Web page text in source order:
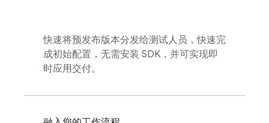
快速将预发布版本分发给测试人员，快速完
成初始配置，无需安装 SDK，并可实现即
时应用交付。